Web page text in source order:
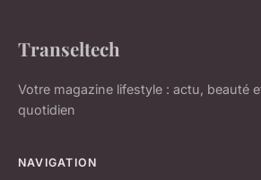
Transeltech
Votre magazine lifestyle : actu, beauté
quotidien
NAVIGATION